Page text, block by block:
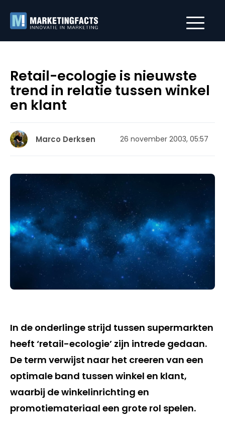
Retail-ecologie is nieuwste
trend in relatie tussen winkel
en klant
Marco Derksen 26 november 2003, 05:57
In de onderlinge strijd tussen supermarkten
heeft ‘retail-ecologie’ zijn intrede gedaan.
De term verwijst naar het creeren van een
optimale band tussen winkel en klant,
waarbij de winkelinrichting en
promotiemateriaal een grote rol spelen.